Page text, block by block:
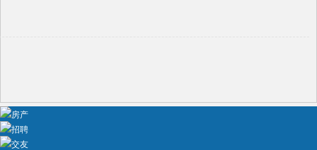
房产
招聘
交友